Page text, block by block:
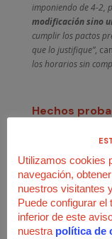
imponiendo de 4-2,
modificación sino
cumplir los pactos
que lo justifique”,
los horarios sin
Hechos
tiendas Duty
aeropuerto
turnos rotativos de
de la pandemia.
acordaron en abril
reducción de
acuerdo colectivo
Utilizamos cookies
navegación,
nuestros visitantes
Puede configurar el
inferior de este
nuestra política de